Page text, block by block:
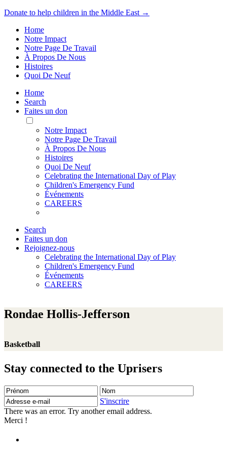
Donate to help children in the Middle East →
Home
Notre Impact
Notre Page De Travail
À Propos De Nous
Histoires
Quoi De Neuf
Home
Search
Faites un don
Toggle
Mobile
Menu
Notre Impact
Notre Page De Travail
À Propos De Nous
Histoires
Quoi De Neuf
Celebrating the International Day of Play
Children's Emergency Fund
Événements
CAREERS
Search
Faites un don
Rejoignez-nous
Celebrating the International Day of Play
Children's Emergency Fund
Événements
CAREERS
Rondae Hollis-Jefferson
Basketball
Stay connected to the Uprisers
Prénom Nom
e-
S'inscrire
There was an error. Try another email address.
Merci !